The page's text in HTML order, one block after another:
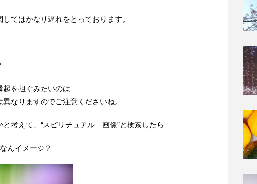
てはかなり遅れをとっております。
起を担ぐみたいのは
なりますのでご注意くださいね。
と考えて、“スピリチュアル 画像”と検索したら
んイメージ？